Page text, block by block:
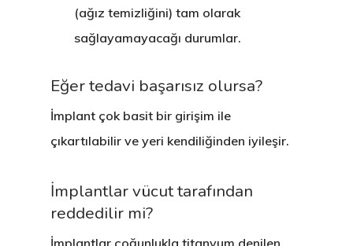
(ağız temizliğini) tam olarak
sağlayamayacağı durumlar.
Eğer tedavi başarısız olursa?
İmplant çok basit bir girişim ile
çıkartılabilir ve yeri kendiliğinden iyileşir.
İmplantlar vücut tarafından
reddedilir mi?
İmplantlar çoğunlukla titanyum denilen
ONLINE RANDEVU
Kurumsal